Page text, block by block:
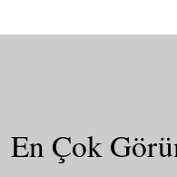
En Çok